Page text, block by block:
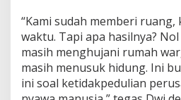
B
e
r
a
c
u
n
“Kami sudah memberi
waktu. Tapi apa hasilnya?
masih menghujani rumah
masih menusuk hidung. Ini
ini soal ketidakpedulian